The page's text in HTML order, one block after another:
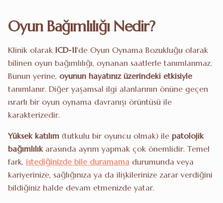
Oyun Bağımlılığı Nedir?
Klinik olarak ICD-11'de Oyun Oynama Bozukluğu olarak
bilinen oyun bağımlılığı, oynanan saatlerle tanımlanmaz.
Bunun yerine, oyunun hayatınız üzerindeki etkisiyle
tanımlanır. Diğer yaşamsal ilgi alanlarının önüne geçen
ısrarlı bir oyun oynama davranışı örüntüsü ile
karakterizedir.
Yüksek katılım (tutkulu bir oyuncu olmak) ile patolojik
bağımlılıkarasında ayrım yapmak çok önemlidir. Temel
fark, istediğinizde bile duramama durumunda veya
kariyerinize, sağlığınıza ya da ilişkilerinize zarar verdiğini
bildiğiniz halde devam etmenizde yatar.